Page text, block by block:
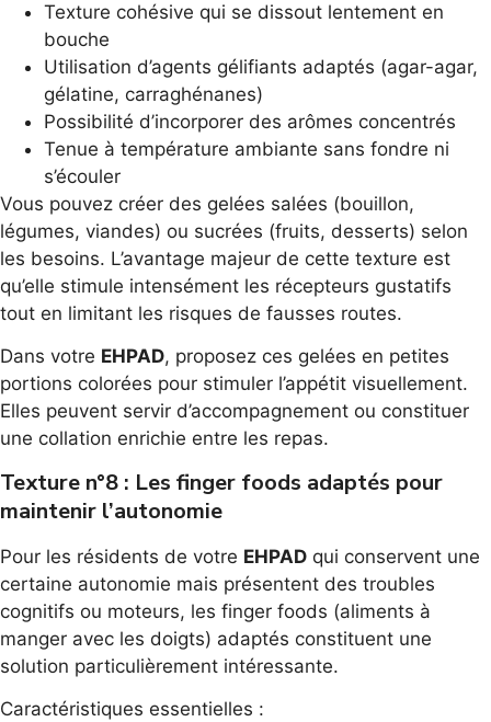
Texture cohésive qui se dissout lentement en
bouche
Utilisation d’agents gélifiants adaptés (agar-agar,
gélatine, carraghénanes)
Possibilité d’incorporer des arômes concentrés
Tenue à température ambiante sans fondre ni
s’écouler
Vous pouvez créer des gelées salées (bouillon,
légumes, viandes) ou sucrées (fruits, desserts) selon
les besoins. L’avantage majeur de cette texture est
qu’elle stimule intensément les récepteurs gustatifs
tout en limitant les risques de fausses routes.
Dans votre EHPAD, proposez ces gelées en petites
portions colorées pour stimuler l’appétit visuellement.
Elles peuvent servir d’accompagnement ou constituer
une collation enrichie entre les repas.
Texture n°8 : Les finger foods adaptés pour
maintenir l’autonomie
Pour les résidents de votre EHPAD qui conservent une
certaine autonomie mais présentent des troubles
cognitifs ou moteurs, les finger foods (aliments à
manger avec les doigts) adaptés constituent une
solution particulièrement intéressante.
Caractéristiques essentielles :